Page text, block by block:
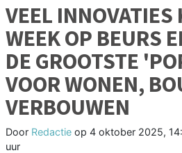
VEEL INNOVATIES
WEEK OP BEURS
DE GROOTSTE
VOOR WONEN,
VERBOUWEN
Door Redactie op 4 oktober 2025,
uur